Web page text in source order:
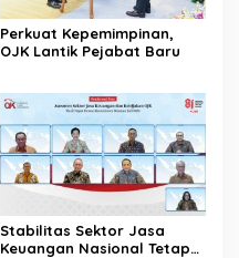
Perkuat Kepemimpinan,
OJK Lantik Pejabat Baru
Stabilitas Sektor Jasa
Keuangan Nasional Tetap